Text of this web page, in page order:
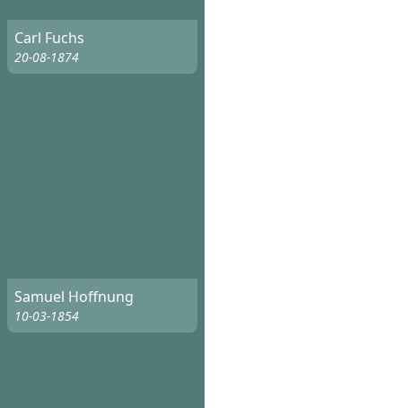
Carl Fuchs
20-08-1874
Samuel Hoffnung
10-03-1854